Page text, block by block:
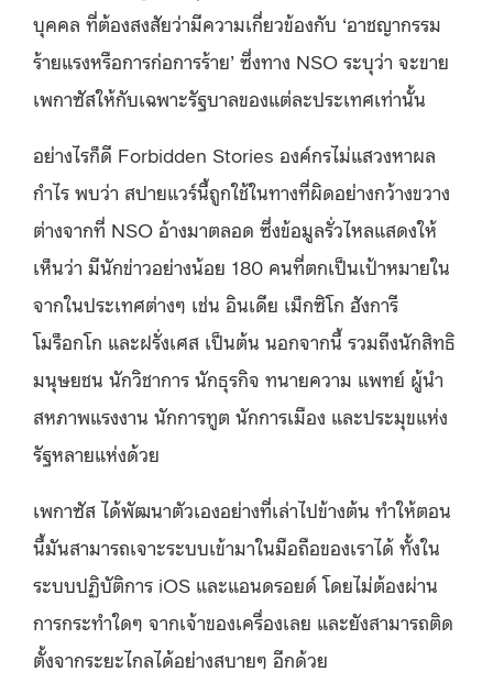
บุคคล ที่ต้องสงสัยว่ามีความเกี่ยวข้องกับ ‘อาชญากรรม
ร้ายแรงหรือการก่อการร้าย’ ซึ่งทาง NSO ระบุว่า จะขาย
เพกาซัสให้กับเฉพาะรัฐบาลของแต่ละประเทศเท่านั้น
อย่างไรก็ดี Forbidden Stories องค์กรไม่แสวงหาผล
กำไร พบว่า สปายแวร์นี้ถูกใช้ในทางที่ผิดอย่างกว้างขวาง
ต่างจากที่ NSO อ้างมาตลอด ซึ่งข้อมูลรั่วไหลแสดงให้
เห็นว่า มีนักข่าวอย่างน้อย 180 คนที่ตกเป็นเป้าหมายใน
จากในประเทศต่างๆ เช่น อินเดีย เม็กซิโก ฮังการี
โมร็อกโก และฝรั่งเศส เป็นต้น นอกจากนี้ รวมถึงนักสิทธิ
มนุษยชน นักวิชาการ นักธุรกิจ ทนายความ แพทย์ ผู้นำ
สหภาพแรงงาน นักการทูต นักการเมือง และประมุขแห่ง
รัฐหลายแห่งด้วย
เพกาซัส ได้พัฒนาตัวเองอย่างที่เล่าไปข้างต้น ทำให้ตอน
นี้มันสามารถเจาะระบบเข้ามาในมือถือของเราได้ ทั้งใน
ระบบปฏิบัติการ iOS และแอนดรอยด์ โดยไม่ต้องผ่าน
การกระทำใดๆ จากเจ้าของเครื่องเลย และยังสามารถติด
ตั้งจากระยะไกลได้อย่างสบายๆ อีกด้วย